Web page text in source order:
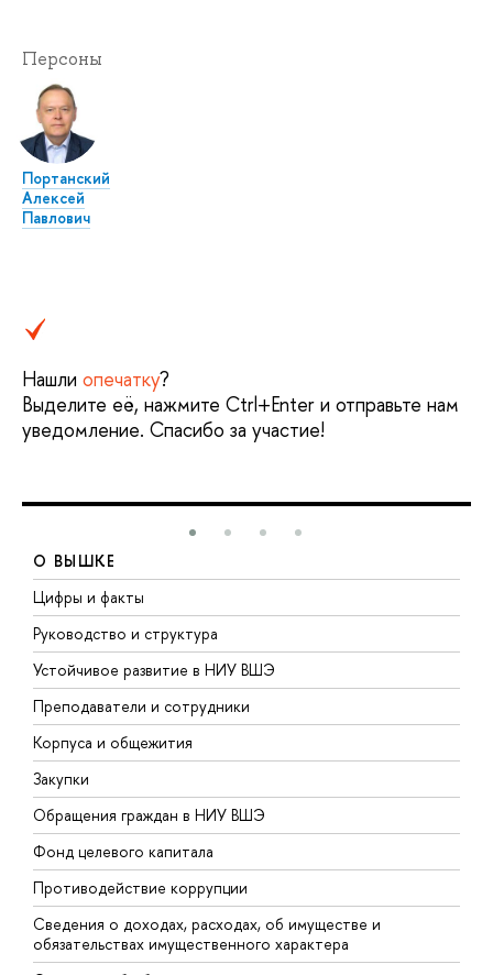
Персоны
Портанский
Алексей
Павлович
Нашли опечатку?
Выделите её, нажмите Ctrl+Enter и отправьте нам
уведомление. Спасибо за участие!
О ВЫШКЕ
Цифры и факты
Руководство и структура
Устойчивое развитие в НИУ ВШЭ
Преподаватели и сотрудники
Корпуса и общежития
Закупки
Обращения граждан в НИУ ВШЭ
Фонд целевого капитала
Противодействие коррупции
Сведения о доходах, расходах, об имуществе и
обязательствах имущественного характера